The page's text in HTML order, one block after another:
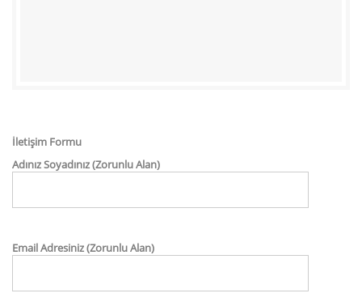
İletişim Formu
Adınız Soyadınız (Zorunlu Alan)
Email Adresiniz (Zorunlu Alan)